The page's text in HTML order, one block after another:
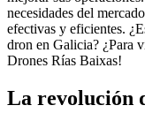
necesidades del
efectivas y eficientes.
dron en Galicia? ¿Para
Drones Rías Baixas!
La revolución